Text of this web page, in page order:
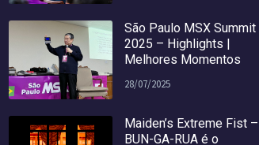
São Paulo MSX Summit
2025 – Highlights |
Melhores Momentos
28/07/2025
Maiden’s Extreme Fist –
BUN-GA-RUA é o